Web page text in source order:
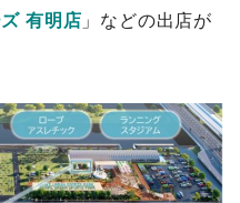
有明店 」などの出店が